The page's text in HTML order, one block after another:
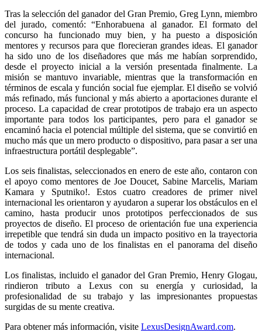
Tras la selección del ganador del Gran Premio, Greg Lynn, miembro
del jurado, comentó: “Enhorabuena al ganador. El formato del
concurso ha funcionado muy bien, y ha puesto a disposición
mentores y recursos para que florecieran grandes ideas. El ganador
ha sido uno de los diseñadores que más me habían sorprendido,
desde el proyecto inicial a la versión presentada finalmente. La
misión se mantuvo invariable, mientras que la transformación en
términos de escala y función social fue ejemplar. El diseño se volvió
más refinado, más funcional y más abierto a aportaciones durante el
proceso. La capacidad de crear prototipos de trabajo era un aspecto
importante para todos los participantes, pero para el ganador se
encaminó hacia el potencial múltiple del sistema, que se convirtió en
mucho más que un mero producto o dispositivo, para pasar a ser una
infraestructura portátil desplegable”.
Los seis finalistas, seleccionados en enero de este año, contaron con
el apoyo como mentores de Joe Doucet, Sabine Marcelis, Mariam
Kamara y Sputniko!. Estos cuatro creadores de primer nivel
internacional les orientaron y ayudaron a superar los obstáculos en el
camino, hasta producir unos prototipos perfeccionados de sus
proyectos de diseño. El proceso de orientación fue una experiencia
irrepetible que tendrá sin duda un impacto positivo en la trayectoria
de todos y cada uno de los finalistas en el panorama del diseño
internacional.
Los finalistas, incluido el ganador del Gran Premio, Henry Glogau,
rindieron tributo a Lexus con su energía y curiosidad, la
profesionalidad de su trabajo y las impresionantes propuestas
surgidas de su mente creativa.
Para obtener más información, visite LexusDesignAward.com.